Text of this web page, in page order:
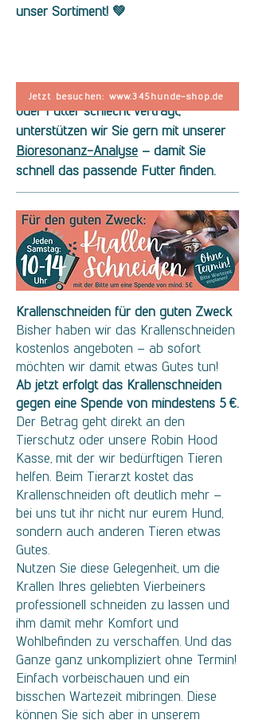
unser Sortiment! 💚
Wenn Ihr Hund empfindlich reagiert
oder Futter schlecht verträgt,
unterstützen wir Sie gern mit unserer
Bioresonanz-Analyse – damit Sie
schnell das passende Futter finden.
Jetzt besuchen: www.345hunde-shop.de
Krallenschneiden für den guten Zweck
Bisher haben wir das Krallenschneiden
kostenlos angeboten – ab sofort
möchten wir damit etwas Gutes tun!
Ab jetzt erfolgt das Krallenschneiden
gegen eine Spende von mindestens 5 €.
Der Betrag geht direkt an den
Tierschutz oder unsere Robin Hood
Kasse, mit der wir bedürftigen Tieren
helfen. Beim Tierarzt kostet das
Krallenschneiden oft deutlich mehr –
bei uns tut ihr nicht nur eurem Hund,
sondern auch anderen Tieren etwas
Gutes.
Nutzen Sie diese Gelegenheit, um die
Krallen Ihres geliebten Vierbeiners
professionell schneiden zu lassen und
ihm damit mehr Komfort und
Wohlbefinden zu verschaffen. Und das
Ganze ganz unkompliziert ohne Termin!
Einfach vorbeischauen und ein
bisschen Wartezeit mibringen. Diese
können Sie sich aber in unserem